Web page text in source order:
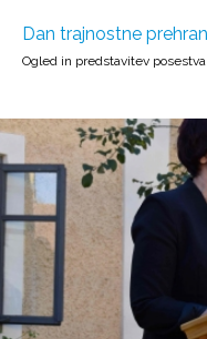
Dan trajnostne
Ogled in predstavitev